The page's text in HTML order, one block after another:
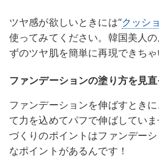
ツヤ感が欲しいときには“クッシ
使ってみてください。韓国美人
ずのツヤ肌を簡単に再現できちゃ
ファンデーションの塗り方を見直
ファンデーションを伸ばすとき
て力を込めてパフで伸ばしてい
づくりのポイントはファンデー
なポイントがあるんです！